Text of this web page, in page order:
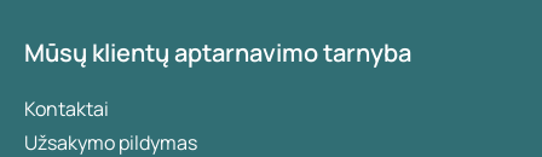
Mūsų klientų aptarnavimo tarnyba
Kontaktai
Užsakymo pildymas